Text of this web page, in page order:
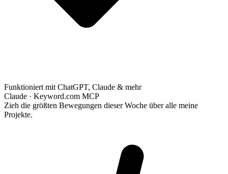
Funktioniert mit ChatGPT, Claude & mehr
Claude · Keyword.com MCP
Zieh die größten Bewegungen dieser Woche über alle meine
Projekte.